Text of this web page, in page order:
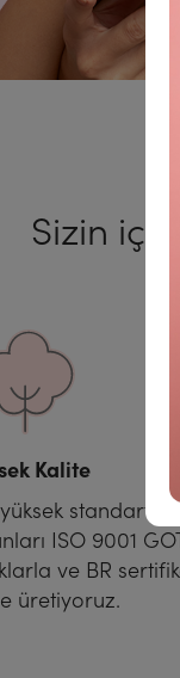
Sizin
Kalite
ISO 9001
ve BR
üretiyoruz.